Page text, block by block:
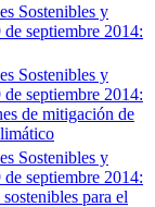
Sostenibles y
septiembre 2014:
Sostenibles y
septiembre 2014:
de mitigación de
Sostenibles y
septiembre 2014:
para el